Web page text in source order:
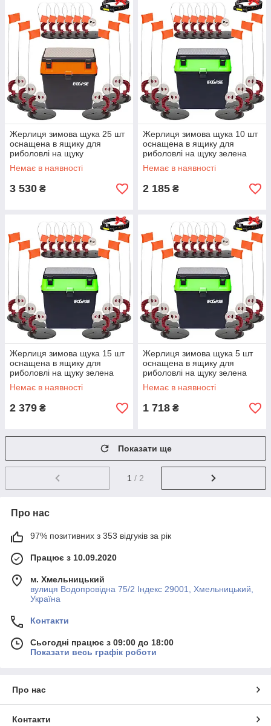
Жерлиця зимова щука 25 шт
оснащена в ящику для
риболовлі на щуку
помаранчева
Немає в наявності
3 530 ₴
Жерлиця зимова щука 10 шт
оснащена в ящику для
риболовлі на щуку зелена
Немає в наявності
2 185 ₴
Жерлиця зимова щука 15 шт
оснащена в ящику для
риболовлі на щуку зелена
Немає в наявності
2 379 ₴
Жерлиця зимова щука 5 шт
оснащена в ящику для
риболовлі на щуку зелена
Немає в наявності
1 718 ₴
Показати ще
1 / 2
Про нас
97% позитивних з 353 відгуків за рік
Працює з 10.09.2020
м. Хмельницький
вулиця Водопровідна 75/2 Індекс 29001, Хмельницький,
Україна
Контакти
Сьогодні працює з 09:00 до 18:00
Показати весь графік роботи
Про нас
Контакти